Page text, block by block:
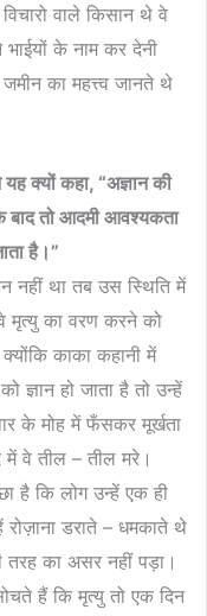
वाले किसान थे वे
के नाम कर देनी
का महत्त्व जानते थे
यह क्यों कहा, “अज्ञान की
बाद तो आदमी आवश्यकता
है।”
नहीं था तब उस स्थिति में
मृत्यु का वरण करने को
काका कहानी में
ज्ञान हो जाता है तो उन्हें
के मोह में फँसकर मूर्खता
में वे तील – तील मरे।
है कि लोग उन्हें एक ही
डराते – धमकाते थे
तरह का असर नहीं पड़ा।
हैं कि मृत्यु तो एक दिन